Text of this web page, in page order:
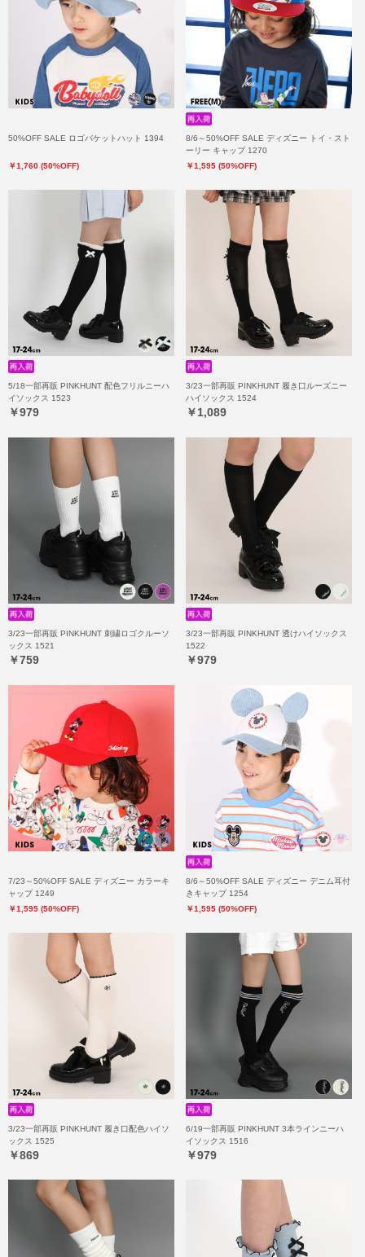
50%OFF SALE ロゴバケットハット 1394
￥1,760 (50%OFF)
8/6～50%OFF SALE ディズニー トイ・スト
ーリー キャップ 1270
￥1,595 (50%OFF)
5/18一部再販 PINKHUNT 配色フリルニーハ
イソックス 1523
￥979
3/23一部再販 PINKHUNT 履き口ルーズニー
ハイソックス 1524
￥1,089
3/23一部再販 PINKHUNT 刺繍ロゴクルーソ
ックス 1521
￥759
3/23一部再販 PINKHUNT 透けハイソックス
1522
￥979
7/23～50%OFF SALE ディズニー カラーキ
ャップ 1249
￥1,595 (50%OFF)
8/6～50%OFF SALE ディズニー デニム耳付
きキャップ 1254
￥1,595 (50%OFF)
3/23一部再販 PINKHUNT 履き口配色ハイソ
ックス 1525
￥869
6/19一部再販 PINKHUNT 3本ラインニーハ
イソックス 1516
￥979